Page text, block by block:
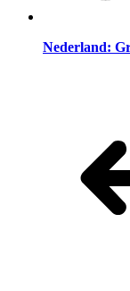
Nederland: